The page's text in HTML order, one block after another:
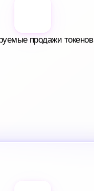
продажи токенов